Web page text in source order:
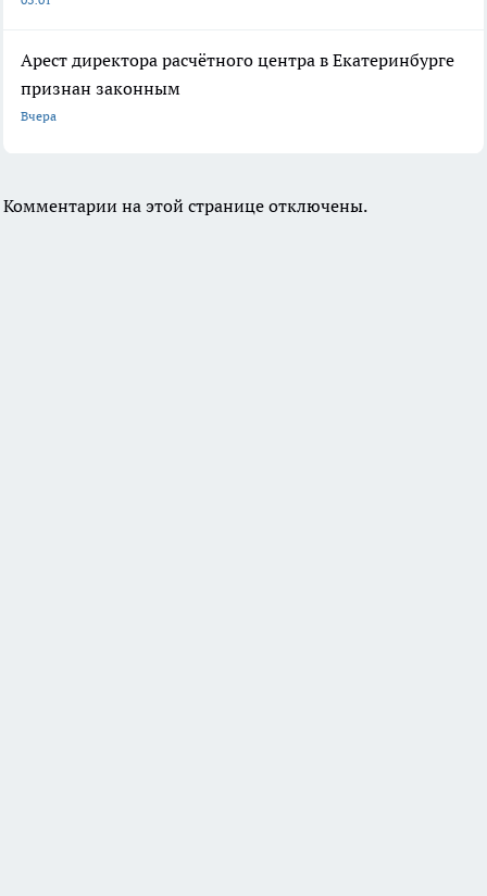
Арест директора расчётного центра в Екатеринбурге
признан законным
Вчера
Комментарии на этой странице отключены.